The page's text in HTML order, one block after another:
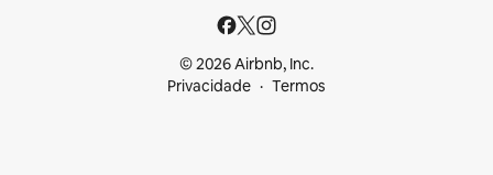
© 2026 Airbnb, Inc.
Privacidade
Termos